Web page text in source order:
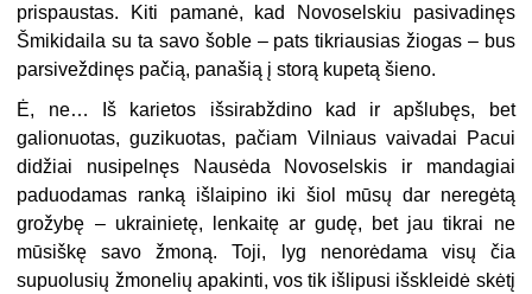
prispaustas. Kiti pamanė, kad Novoselskiu pasivadinęs
Šmikidaila su ta savo šoble – pats tikriausias žiogas – bus
parsiveždinęs pačią, panašią į storą kupetą šieno.
Ė, ne… Iš karietos išsirabždino kad ir apšlubęs, bet
galionuotas, guzikuotas, pačiam Vilniaus vaivadai Pacui
didžiai nusipelnęs Nausėda Novoselskis ir mandagiai
paduodamas ranką išlaipino iki šiol mūsų dar neregėtą
grožybę – ukrainietę, lenkaitę ar gudę, bet jau tikrai ne
mūsiškę savo žmoną. Toji, lyg nenorėdama visų čia
supuolusių žmonelių apakinti, vos tik išlipusi išskleidė skėtį